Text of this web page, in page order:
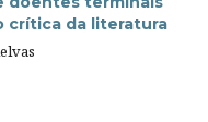
crítica da literatura